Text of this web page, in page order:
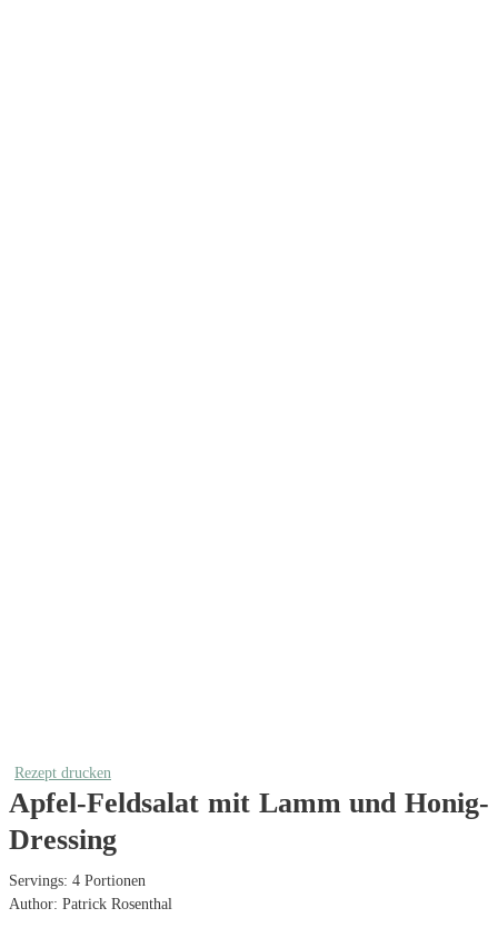
Rezept drucken
Apfel-Feldsalat mit Lamm und Honig-
Dressing
Servings: 4 Portionen
Author: Patrick Rosenthal